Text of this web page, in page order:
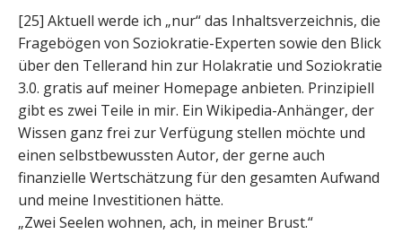
[25] Aktuell werde ich „nur“ das Inhaltsverzeichnis, die
Fragebögen von Soziokratie-Experten sowie den Blick
über den Tellerand hin zur Holakratie und Soziokratie
3.0. gratis auf meiner Homepage anbieten. Prinzipiell
gibt es zwei Teile in mir. Ein Wikipedia-Anhänger, der
Wissen ganz frei zur Verfügung stellen möchte und
einen selbstbewussten Autor, der gerne auch
finanzielle Wertschätzung für den gesamten Aufwand
und meine Investitionen hätte.
„Zwei Seelen wohnen, ach, in meiner Brust.“